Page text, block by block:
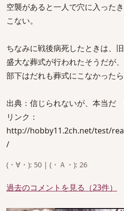
空襲があると一人で穴に入った
こない。
ちなみに戦後病死したときは、
盛大な葬式が行われたそうだが、
部下はだれも葬式にこなかったら
出典：信じられないが、本当
リンク：
http://hobby11.2ch.net/test/
/
(・∀・): 50 | (・Ａ・): 26
過去のコメントを見る（23件）